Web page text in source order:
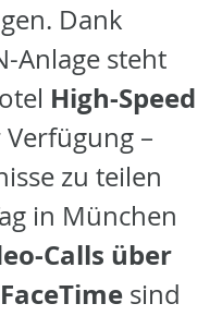
Dank
Anlage steht
High-Speed
–
zu teilen
in München
Calls über
sind